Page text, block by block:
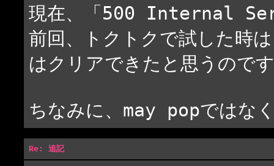
現在、「500 Internal
前回、トクトクで試した
はクリアできたと思うの
ちなみに、may popではな
Re: 追記